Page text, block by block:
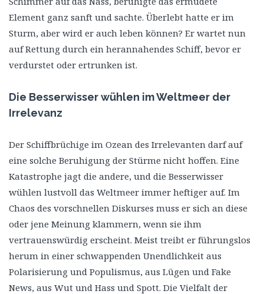
Element ganz sanft und sachte. Überlebt hatte er im
Sturm, aber wird er auch leben können? Er wartet nun
auf Rettung durch ein herannahendes Schiff, bevor er
verdurstet oder ertrunken ist.
Die Besserwisser wühlen im Weltmeer der
Irrelevanz
Der Schiffbrüchige im Ozean des Irrelevanten darf auf
eine solche Beruhigung der Stürme nicht hoffen. Eine
Katastrophe jagt die andere, und die Besserwisser
wühlen lustvoll das Weltmeer immer heftiger auf. Im
Chaos des vorschnellen Diskurses muss er sich an diese
oder jene Meinung klammern, wenn sie ihm
vertrauenswürdig erscheint. Meist treibt er führungslos
herum in einer schwappenden Unendlichkeit aus
Polarisierung und Populismus, aus Lügen und Fake
News, aus Wut und Hass und Spott. Die Vielfalt der